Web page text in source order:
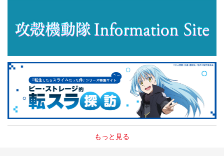
もっと見る